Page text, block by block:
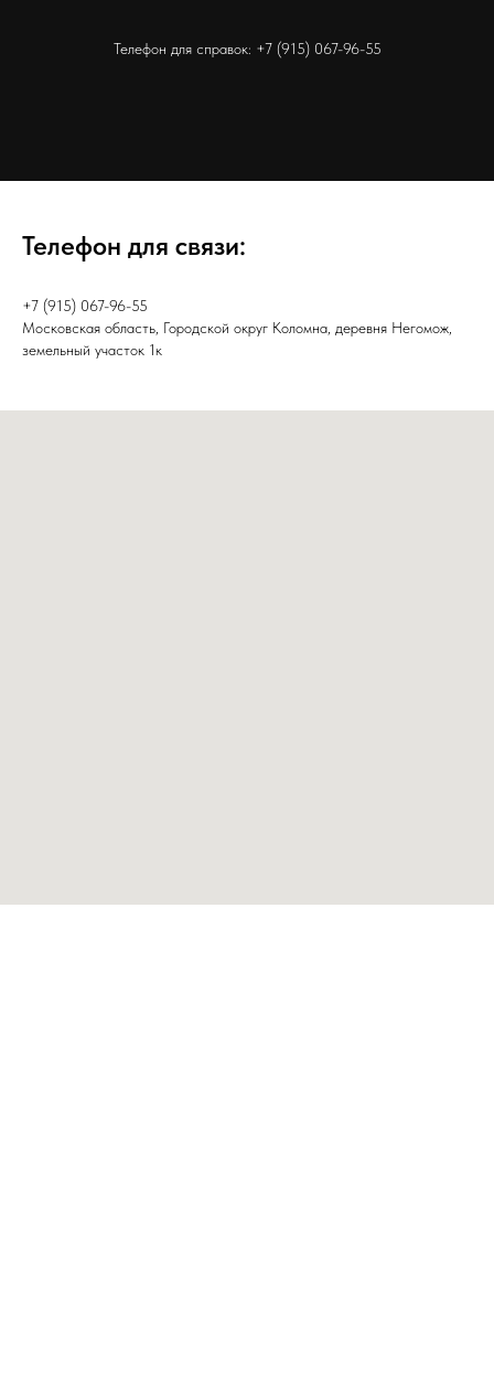
Телефон для справок: +7 (915) 067-96-55
Телефон для связи:
+7 (915) 067-96-55
Московская область, Городской округ Коломна, деревня Негомож,
земельный участок 1к